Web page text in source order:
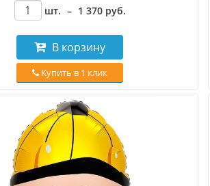
шт. – 1 370 руб.
В корзину
Купить в 1 клик